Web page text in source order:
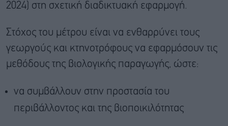
2024) στη σχετική διαδικτυακή εφαρμογή.
Στόχος του μέτρου είναι να ενθαρρύνει τους
γεωργούς και κτηνοτρόφους να εφαρμόσουν τις
μεθόδους της βιολογικής παραγωγής, ώστε:
να συμβάλλουν στην προστασία του
περιβάλλοντος και της βιοποικιλότητας